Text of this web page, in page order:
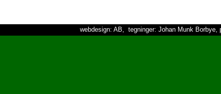
webdesign: AB, tegninger: Johan Munk Borbye,